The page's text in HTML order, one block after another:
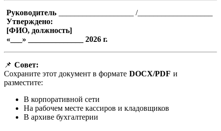
Руководитель
___________________ /___________________
Утверждено:
[ФИО, должность]
«___» ______________ 2026 г.
📌 Совет:
Сохраните этот документ в формате DOCX/PDF и
разместите:
В корпоративной сети
На рабочем месте кассиров и кладовщиков
В архиве бухгалтерии